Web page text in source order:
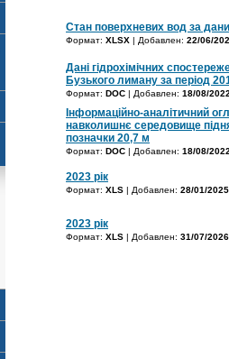
Стан поверхневих вод за
Формат: XLSX | Добавлен: 22/06/
Дані гідрохімічних
Бузького лиману за період
Формат: DOC | Добавлен: 18/08/
Інформаційно-аналітичний
навколишнє середовище
позначки 20,7 м
Формат: DOC | Добавлен: 18/08/
2023 рік
Формат: XLS | Добавлен: 28/01/
2023 рік
Формат: XLS | Добавлен: 31/07/